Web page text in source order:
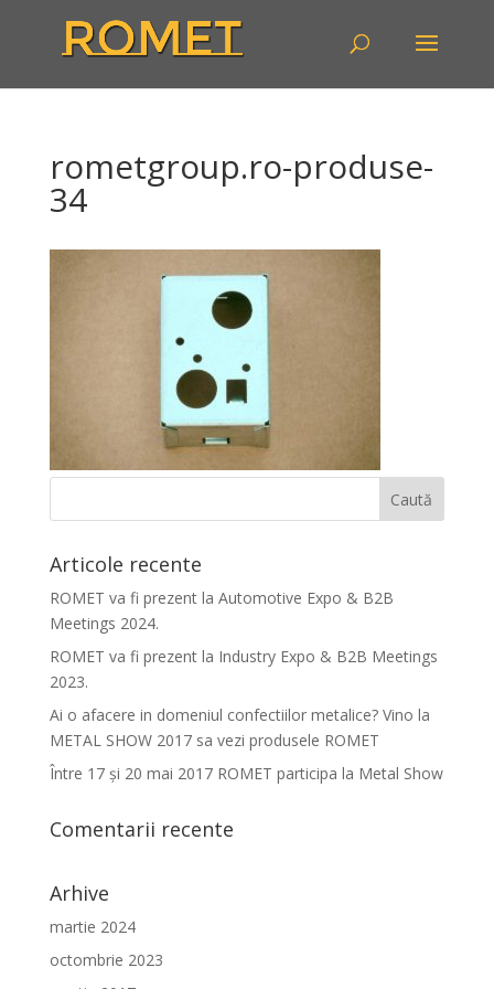
rometgroup.ro-produse-
34
Articole recente
ROMET va fi prezent la Automotive Expo & B2B
Meetings 2024.
ROMET va fi prezent la Industry Expo & B2B Meetings
2023.
Ai o afacere in domeniul confectiilor metalice? Vino la
METAL SHOW 2017 sa vezi produsele ROMET
Între 17 şi 20 mai 2017 ROMET participa la Metal Show
Comentarii recente
Arhive
martie 2024
octombrie 2023